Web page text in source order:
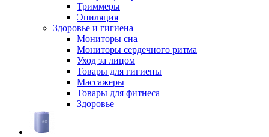
Триммеры
Эпиляция
Здоровье и гигиена
Мониторы сна
Мониторы сердечного ритма
Уход за лицом
Товары для гигиены
Массажеры
Товары для фитнеса
Здоровье